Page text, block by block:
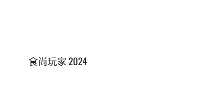
食尚玩家 2024